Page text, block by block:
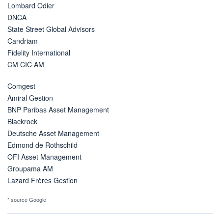
Lombard Odier
DNCA
State Street Global Advisors
Candriam
Fidelity International
CM CIC AM
Comgest
Amiral Gestion
BNP Paribas Asset Management
Blackrock
Deutsche Asset Management
Edmond de Rothschild
OFI Asset Management
Groupama AM
Lazard Frères Gestion
* source Google